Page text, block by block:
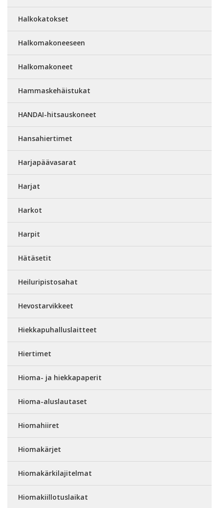
Halkokatokset
Halkomakoneeseen
Halkomakoneet
Hammaskehäistukat
HANDAI-hitsauskoneet
Hansahiertimet
Harjapäävasarat
Harjat
Harkot
Harpit
Hätäsetit
Heiluripistosahat
Hevostarvikkeet
Hiekkapuhalluslaitteet
Hiertimet
Hioma- ja hiekkapaperit
Hioma-aluslautaset
Hiomahiiret
Hiomakärjet
Hiomakärkilajitelmat
Hiomakiillotuslaikat